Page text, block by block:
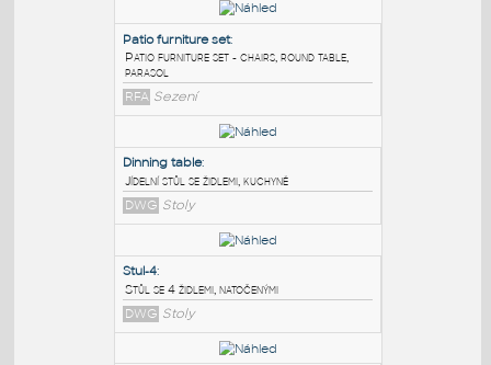
PODOBNÉ BLOKY
Patio furniture set
Patio furniture set - chairs, round table,
RFA
Dinning table: